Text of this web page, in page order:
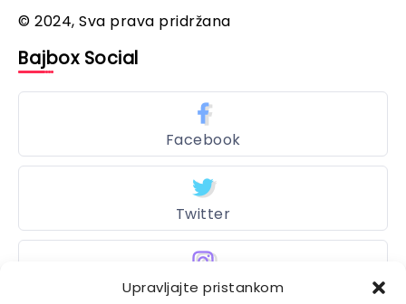
Upravljajte pristankom
© 2024, Sva prava pridržana
Bajbox Social
Facebook
Twitter
Instagram